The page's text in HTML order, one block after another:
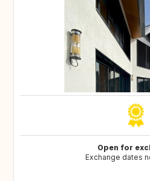
Open for
Exchange dates